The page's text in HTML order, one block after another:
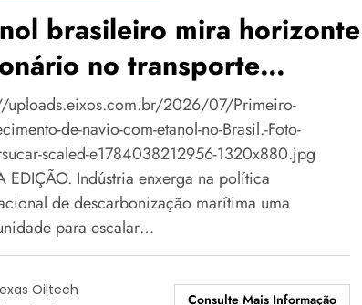
brasileiro mira horizonte
no transporte
uploads.eixos.com.br/2026/07/Primeiro-
de-navio-com-etanol-no-Brasil.-Foto-
scaled-e1784038212956-1320x880.jpg
EDIÇÃO. Indústria enxerga na política
de descarbonização marítima uma
para escalar…
Oiltech
Consulte Mais Informação